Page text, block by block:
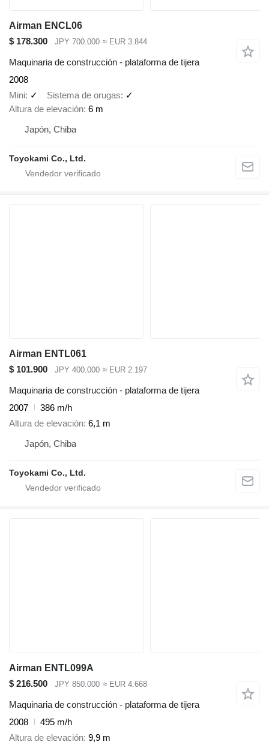
Airman ENCL06
$ 178.300
JPY 700.000 ≈ EUR 3.844
Maquinaria de construcción - plataforma de tijera
2008
Mini ✓ Sistema de orugas
✓
Altura de elevación 6 m
Japón, Chiba
Toyokami Co., Ltd.
Airman ENTL061
$ 101.900
JPY 400.000 ≈ EUR 2.197
Maquinaria de construcción - plataforma de tijera
2007
386 m/h
Altura de elevación 6,1 m
Japón, Chiba
Toyokami Co., Ltd.
Airman ENTL099A
$ 216.500
JPY 850.000 ≈ EUR 4.668
Maquinaria de construcción - plataforma de tijera
2008
495 m/h
Altura de elevación 9,9 m